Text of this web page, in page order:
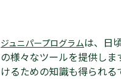
ジュニパープログラムは、日
の様々なツールを提供し
けるための知識も得られる